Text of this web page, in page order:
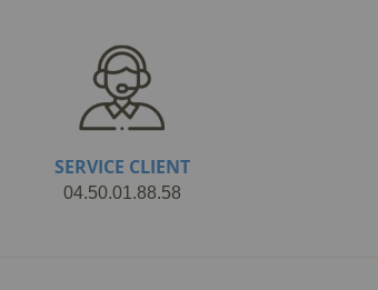
SERVICE CLIENT
04.50.01.88.58